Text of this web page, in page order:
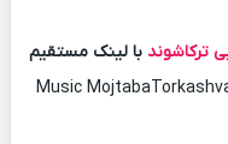
ترکاشوند با لینک مستقیم
Music